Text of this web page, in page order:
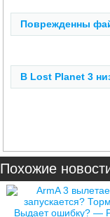
Поврежденны
В Lost Planet 3
Похожие